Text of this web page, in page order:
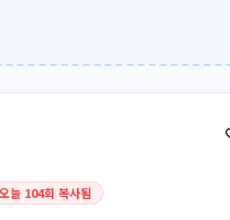
오늘 104회 복사됨